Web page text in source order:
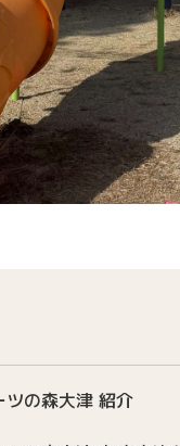
ツの森大津 紹介